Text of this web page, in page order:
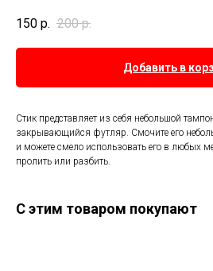
150 р. 200 р.
Добавить в
Стик представляет из себя небольшой
закрывающийся футляр. Смочите его
и можете смело использовать его в любых
пролить или разбить.
С этим товаром покупают